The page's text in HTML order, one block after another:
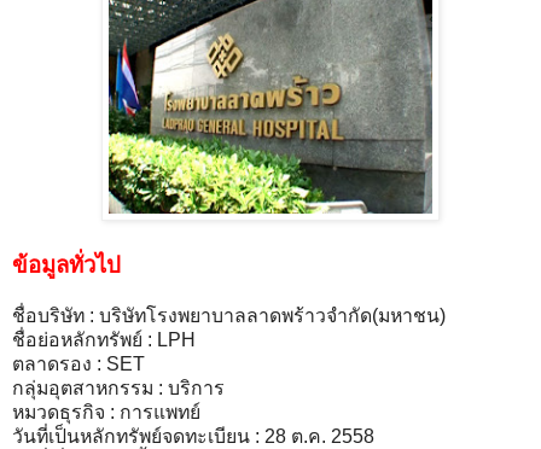
ข้อมูลทั่วไป
ชื่อบริษัท : บริษัทโรงพยาบาลลาดพร้าวจำกัด(มหาชน)
ชื่อย่อหลักทรัพย์ : LPH
ตลาดรอง : SET
กลุ่มอุตสาหกรรม : บริการ
หมวดธุรกิจ : การแพทย์
วันที่เป็นหลักทรัพย์จดทะเบียน : 28 ต.ค. 2558